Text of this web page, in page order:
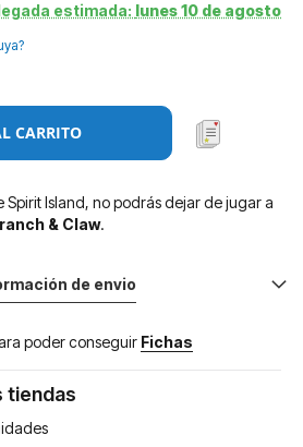
estimada: lunes 10 de agosto
CARRITO
Spirit Island, no podrás dejar de jugar a
& Claw.
de envio
poder conseguir Fichas
tiendas